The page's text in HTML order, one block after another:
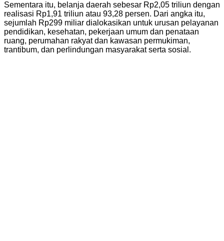
Sementara itu, belanja daerah sebesar Rp2,05 triliun dengan
realisasi Rp1,91 triliun atau 93,28 persen. Dari angka itu,
sejumlah Rp299 miliar dialokasikan untuk urusan pelayanan
pendidikan, kesehatan, pekerjaan umum dan penataan
ruang, perumahan rakyat dan kawasan permukiman,
trantibum, dan perlindungan masyarakat serta sosial.